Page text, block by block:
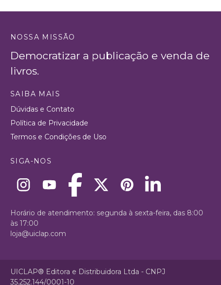
NOSSA MISSÃO
Democratizar a publicação e venda de
livros.
SAIBA MAIS
Dúvidas e Contato
Política de Privacidade
Termos e Condições de Uso
SIGA-NOS
Horário de atendimento: segunda à sexta-feira, das 8:00
às 17:00
loja@uiclap.com
UICLAP® Editora e Distribuidora Ltda - CNPJ
35.252.144/0001-10